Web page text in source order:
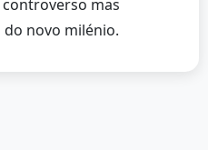
mas
novo milénio.